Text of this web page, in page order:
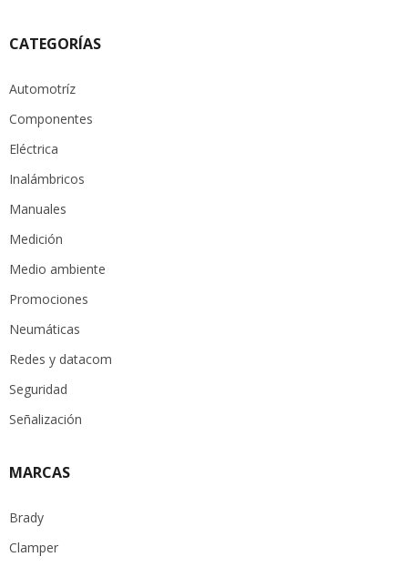
CATEGORÍAS
Automotríz
Componentes
Eléctrica
Inalámbricos
Manuales
Medición
Medio ambiente
Promociones
Neumáticas
Redes y datacom
Seguridad
Señalización
MARCAS
Brady
Clamper